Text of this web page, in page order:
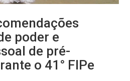
poder e
de pré-
o 41° FIPe